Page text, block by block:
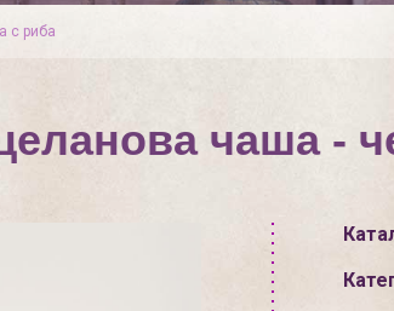
с риба
чаша -